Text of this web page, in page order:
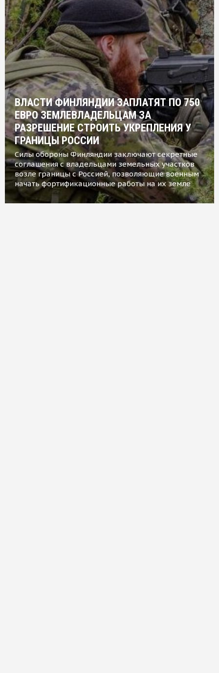
ВЛАСТИ ФИНЛЯНДИИ ЗАПЛАТЯТ ПО 750
ЕВРО ЗЕМЛЕВЛАДЕЛЬЦАМ ЗА
РАЗРЕШЕНИЕ СТРОИТЬ УКРЕПЛЕНИЯ У
ГРАНИЦЫ РОССИИ
Силы обороны Финляндии заключают секретные
соглашения с владельцами земельных участков
возле границы с Россией, позволяющие военным
начать фортификационные работы на их земле